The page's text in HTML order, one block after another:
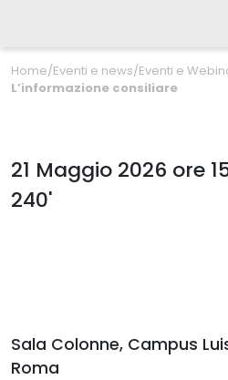
Home/Eventi e news/Eventi e
L’informazione consiliare
21 Maggio 2026 ore
240'
Sala Colonne, Campus
Roma